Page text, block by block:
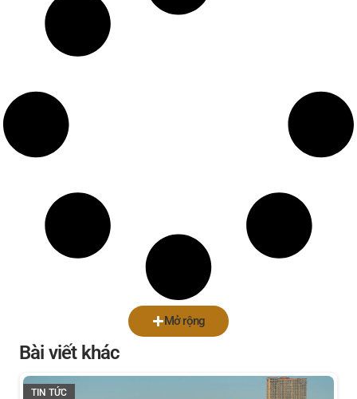
Mở rộng
Bài viết khác
TIN TỨC